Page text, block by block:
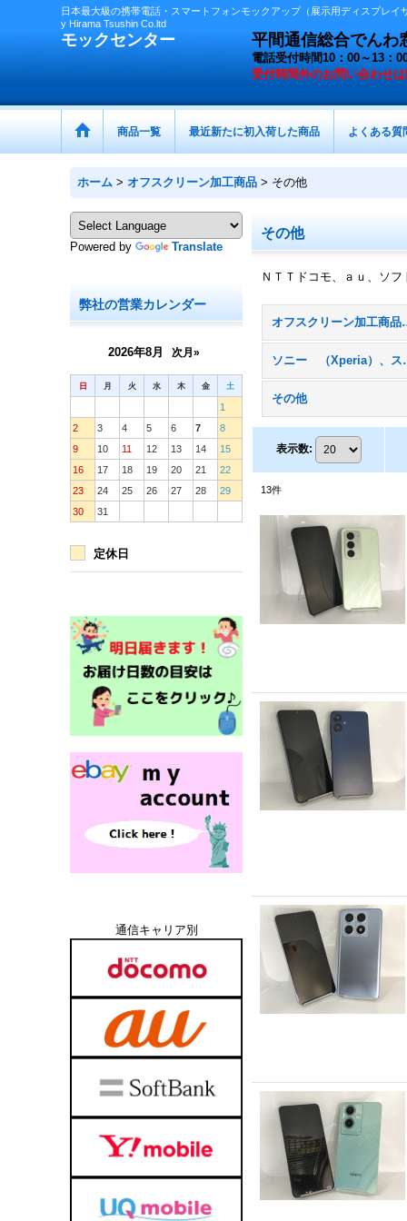
日本最大級の携帯電話・スマートフォンモックアップ（展示用ディスプ
y Hirama Tsushin Co.ltd
モックセンター 平間通信総合でん
電話受付時間10：00～13
受付時間外のお問い合わせ
商品一覧 最近新たに初入荷した商品 よくある質
ホーム > オフスクリーン加工商品 > その他
Powered by Translate
弊社の営業カレンダー
2026年8月 次月»
日 月 火 水 木 金 土
1
2
3 4 5 6 7
8
9
10 11 12 13 14
15
16
17 18 19 20 21
22
23
24 25 26 27 28
29
30
31
定休日
通信キャリア別
その他
ＮＴＴドコモ、ａｕ、ソ
オフス
ソニ
その他
表示数:
13件